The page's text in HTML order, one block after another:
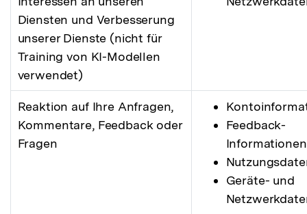
Diensten und Verbesserung
unserer Dienste (nicht für
Training von KI-Modellen
verwendet)
Reaktion auf Ihre Anfragen,
Kommentare, Feedback oder
Fragen
Feedback-
Informationen
Geräte- und